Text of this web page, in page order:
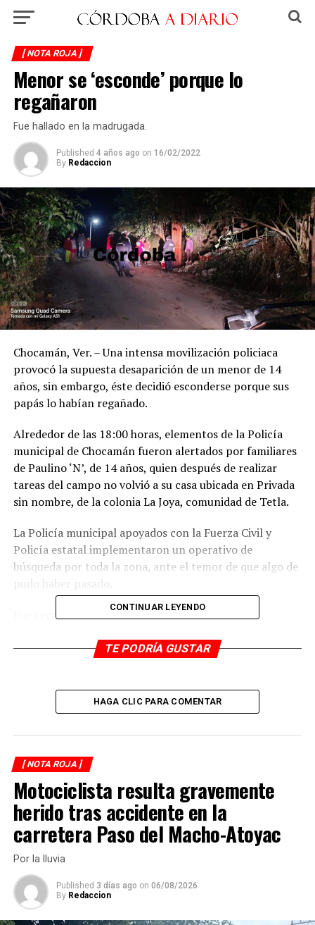
[ NOTA ROJA ]
Menor se ‘esconde’ porque lo
regañaron
Fue hallado en la madrugada.
Published 4 años ago on 16/02/2022
By Redaccion
Chocamán, Ver. – Una intensa movilización policiaca
provocó la supuesta desaparición de un menor de 14
años, sin embargo, éste decidió esconderse porque sus
papás lo habían regañado.
Alrededor de las 18:00 horas, elementos de la Policía
municipal de Chocamán fueron alertados por familiares
de Paulino ‘N’, de 14 años, quien después de realizar
tareas del campo no volvió a su casa ubicada en Privada
sin nombre, de la colonia La Joya, comunidad de Tetla.
La Policía municipal apoyados con la Fuerza Civil y
Policía estatal implementaron un operativo de
búsqueda por toda la zona, ante el temor de que algo de
Fue cerca de las 02:00 de la mañana cuando fue
montaña.
padres quienes lo habían regañado.
RELATED TOPICS:
DESPUÉS
Calcinan a hijo de líder de la CNPR de Tezonapa
ANTES
Encuentran a mujer tirada e inconsciente
CONTINUAR LEYENDO
TE PODRÍA GUSTAR
HAGA CLIC PARA COMENTAR
[ NOTA ROJA ]
Motociclista resulta gravemente
herido tras accidente en la
carretera Paso del Macho-Atoyac
Por la lluvia
Published 3 días ago on 06/08/2026
By Redaccion